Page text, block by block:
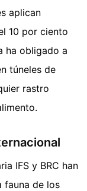
aplican
10 por ciento
ha obligado a
túneles de
rastro
IFS y BRC han
fauna de los